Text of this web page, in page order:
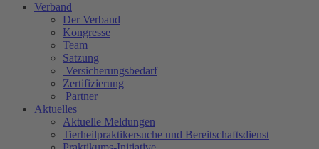
Verband
Der Verband
Kongresse
Team
Satzung
Versicherungsbedarf
Zertifizierung
Partner
Aktuelles
Aktuelle Meldungen
Tierheilpraktikersuche und Bereitschaftsdienst